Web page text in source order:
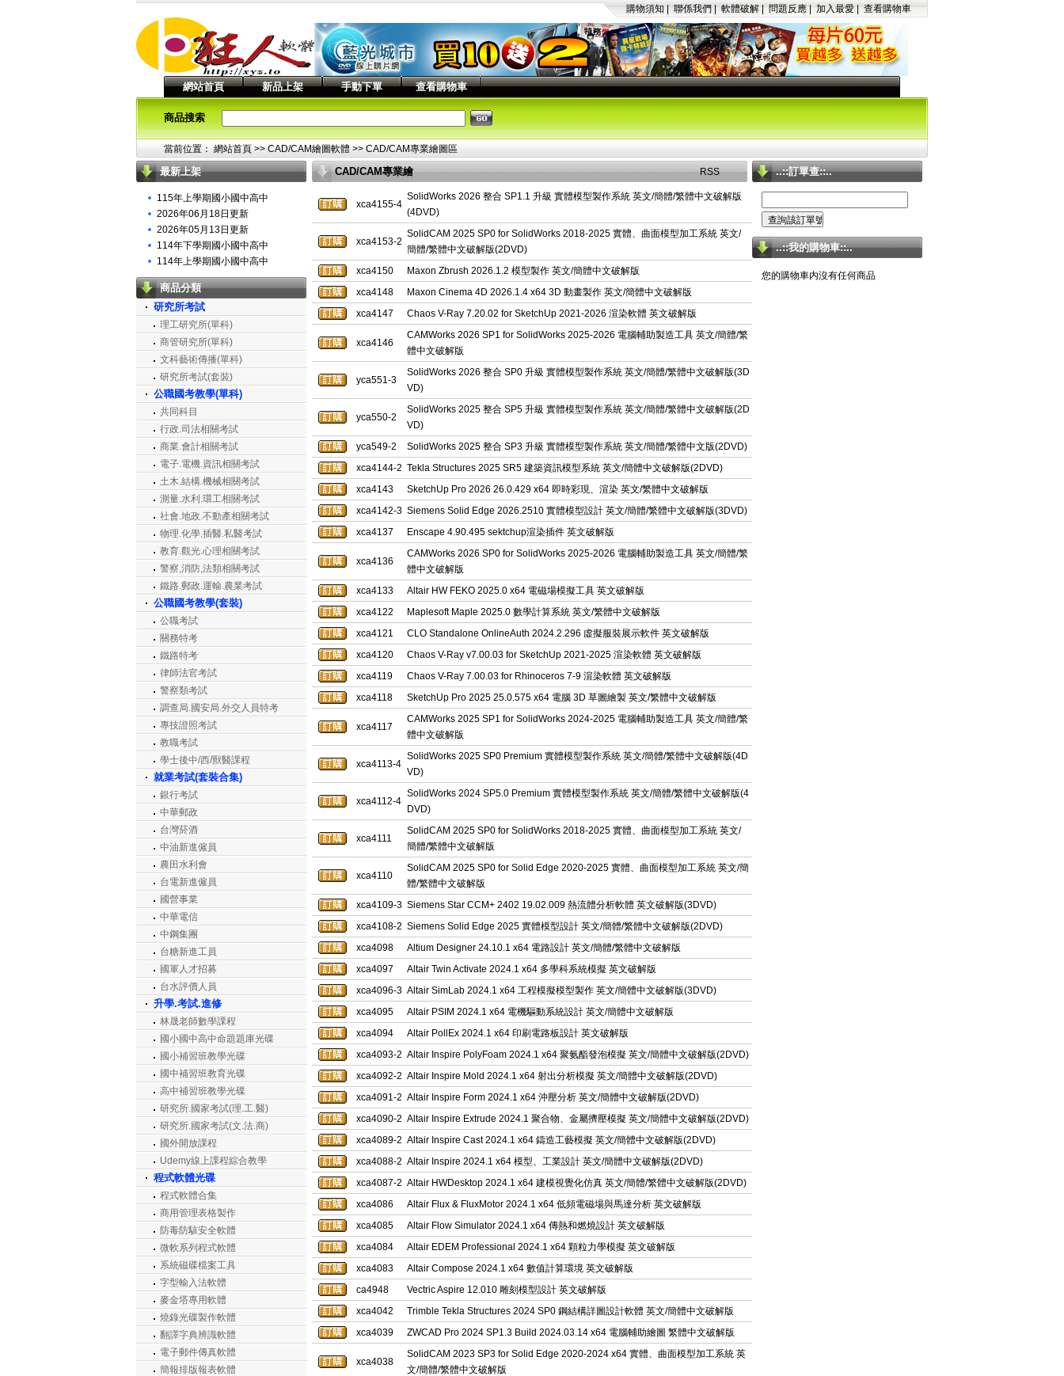
購物須知 聯係我們 軟體破解 問題反應 加入最愛 查看購物車
網站首頁 新品上架 手動下單 查看購物車
商品搜索
當前位置： 網站首頁 >> CAD/CAM繪圖軟體 >> CAD/CAM專業繪圖區
最新上架
115年上學期國小國中高中
2026年06月18日更新
2026年05月13日更新
114年下學期國小國中高中
114年上學期國小國中高中
商品分類
研究所考試
理工研究所(單科)
商管研究所(單科)
文科藝術傳播(單科)
研究所考試(套裝)
公職國考教學(單科)
共同科目
行政.司法相關考試
商業.會計相關考試
電子.電機.資訊相關考試
土木.結構.機械相關考試
測量.水利.環工相關考試
社會.地政.不動產相關考試
物理.化學.插醫.私醫考試
教育.觀光.心理相關考試
警察,消防,法類相關考試
鐵路.郵政.運輸.農業考試
公職國考教學(套裝)
公職考試
關務特考
鐵路特考
律師法官考試
警察類考試
調查局.國安局.外交人員特考
專技證照考試
教職考試
學士後中/西/獸醫課程
就業考試(套裝合集)
銀行考試
中華郵政
台灣菸酒
中油新進僱員
農田水利會
台電新進僱員
國營事業
中華電信
中鋼集團
台糖新進工員
國軍人才招募
台水評價人員
升學.考試.進修
林晟老師數學課程
國小國中高中命題題庫光碟
國小補習班教學光碟
國中補習班教育光碟
高中補習班教學光碟
研究所.國家考試(理.工.醫)
研究所.國家考試(文.法.商)
國外開放課程
Udemy線上課程綜合教學
程式軟體光碟
程式軟體合集
商用管理表格製作
防毒防駭安全軟體
微軟系列程式軟體
系統磁碟檔案工具
字型輸入法軟體
麥金塔專用軟體
燒錄光碟製作軟體
翻譯字典辨識軟體
電子郵件傳真軟體
簡報排版報表軟體
CAD/CAM專業繪
RSS
xca4155-4
SolidWorks 2026 整合 SP1.1 升級 實體模型製作系統 英文/簡體/繁體中文破解版
(4DVD)
xca4153-2
SolidCAM 2025 SP0 for SolidWorks 2018-2025 實體、曲面模型加工系統 英文/
簡體/繁體中文破解版(2DVD)
xca4150
Maxon Zbrush 2026.1.2 模型製作 英文/簡體中文破解版
xca4148
Maxon Cinema 4D 2026.1.4 x64 3D 動畫製作 英文/簡體中文破解版
xca4147
Chaos V-Ray 7.20.02 for SketchUp 2021-2026 渲染軟體 英文破解版
xca4146
CAMWorks 2026 SP1 for SolidWorks 2025-2026 電腦輔助製造工具 英文/簡體/繁
體中文破解版
yca551-3
SolidWorks 2026 整合 SP0 升級 實體模型製作系統 英文/簡體/繁體中文破解版(3D
VD)
yca550-2
SolidWorks 2025 整合 SP5 升級 實體模型製作系統 英文/簡體/繁體中文破解版(2D
VD)
yca549-2
SolidWorks 2025 整合 SP3 升級 實體模型製作系統 英文/簡體/繁體中文版(2DVD)
xca4144-2 Tekla Structures 2025 SR5 建築資訊模型系統 英文/簡體中文破解版(2DVD)
xca4143
SketchUp Pro 2026 26.0.429 x64 即時彩現、渲染 英文/繁體中文破解版
xca4142-3 Siemens Solid Edge 2026.2510 實體模型設計 英文/簡體/繁體中文破解版(3DVD)
xca4137
Enscape 4.90.495 sektchup渲染插件 英文破解版
xca4136
CAMWorks 2026 SP0 for SolidWorks 2025-2026 電腦輔助製造工具 英文/簡體/繁
體中文破解版
xca4133
Altair HW FEKO 2025.0 x64 電磁場模擬工具 英文破解版
xca4122
Maplesoft Maple 2025.0 數學計算系統 英文/繁體中文破解版
xca4121
CLO Standalone OnlineAuth 2024.2.296 虛擬服裝展示軟件 英文破解版
xca4120
Chaos V-Ray v7.00.03 for SketchUp 2021-2025 渲染軟體 英文破解版
xca4119
Chaos V-Ray 7.00.03 for Rhinoceros 7-9 渲染軟體 英文破解版
xca4118
SketchUp Pro 2025 25.0.575 x64 電腦 3D 草圖繪製 英文/繁體中文破解版
xca4117
CAMWorks 2025 SP1 for SolidWorks 2024-2025 電腦輔助製造工具 英文/簡體/繁
體中文破解版
xca4113-4
SolidWorks 2025 SP0 Premium 實體模型製作系統 英文/簡體/繁體中文破解版(4D
VD)
xca4112-4
SolidWorks 2024 SP5.0 Premium 實體模型製作系統 英文/簡體/繁體中文破解版(4
DVD)
xca4111
SolidCAM 2025 SP0 for SolidWorks 2018-2025 實體、曲面模型加工系統 英文/
簡體/繁體中文破解版
xca4110
SolidCAM 2025 SP0 for Solid Edge 2020-2025 實體、曲面模型加工系統 英文/簡
體/繁體中文破解版
xca4109-3 Siemens Star CCM+ 2402 19.02.009 熱流體分析軟體 英文破解版(3DVD)
xca4108-2 Siemens Solid Edge 2025 實體模型設計 英文/簡體/繁體中文破解版(2DVD)
xca4098
Altium Designer 24.10.1 x64 電路設計 英文/簡體/繁體中文破解版
xca4097
Altair Twin Activate 2024.1 x64 多學科系統模擬 英文破解版
xca4096-3 Altair SimLab 2024.1 x64 工程模擬模型製作 英文/簡體中文破解版(3DVD)
xca4095
Altair PSIM 2024.1 x64 電機驅動系統設計 英文/簡體中文破解版
xca4094
Altair PollEx 2024.1 x64 印刷電路板設計 英文破解版
xca4093-2 Altair Inspire PolyFoam 2024.1 x64 聚氨酯發泡模擬 英文/簡體中文破解版(2DVD)
xca4092-2 Altair Inspire Mold 2024.1 x64 射出分析模擬 英文/簡體中文破解版(2DVD)
xca4091-2 Altair Inspire Form 2024.1 x64 沖壓分析 英文/簡體中文破解版(2DVD)
xca4090-2 Altair Inspire Extrude 2024.1 聚合物、金屬擠壓模擬 英文/簡體中文破解版(2DVD)
xca4089-2 Altair Inspire Cast 2024.1 x64 鑄造工藝模擬 英文/簡體中文破解版(2DVD)
xca4088-2 Altair Inspire 2024.1 x64 模型、工業設計 英文/簡體中文破解版(2DVD)
xca4087-2 Altair HWDesktop 2024.1 x64 建模視覺化仿真 英文/簡體/繁體中文破解版(2DVD)
xca4086
Altair Flux & FluxMotor 2024.1 x64 低頻電磁場與馬達分析 英文破解版
xca4085
Altair Flow Simulator 2024.1 x64 傳熱和燃燒設計 英文破解版
xca4084
Altair EDEM Professional 2024.1 x64 顆粒力學模擬 英文破解版
xca4083
Altair Compose 2024.1 x64 數值計算環境 英文破解版
ca4948
Vectric Aspire 12.010 雕刻模型設計 英文破解版
xca4042
Trimble Tekla Structures 2024 SP0 鋼結構詳圖設計軟體 英文/簡體中文破解版
xca4039
ZWCAD Pro 2024 SP1.3 Build 2024.03.14 x64 電腦輔助繪圖 繁體中文破解版
xca4038
SolidCAM 2023 SP3 for Solid Edge 2020-2024 x64 實體、曲面模型加工系統 英
文/簡體/繁體中文破解版
..::訂單查::..
..::我的購物車::..
您的購物車内沒有任何商品